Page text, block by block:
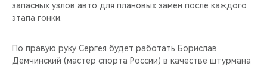
запасных узлов авто для плановых замен после каждого
этапа гонки.
По правую руку Сергея будет работать Борислав
Демчинский (мастер спорта России) в качестве штурмана